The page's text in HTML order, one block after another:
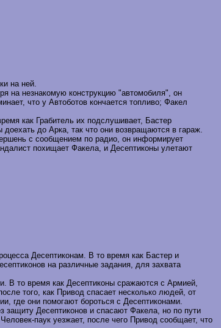
на ней.
на незнакомую конструкцию "автомобиля", он
что у Автоботов кончается топливо; Факел
как Грабитель их подслушивает, Бастер
до Арка, так что они возвращаются в гараж.
с сообщением по радио, он информирует
похищает Факела, и Десептиконы улетают
Десептиконам. В то время как Бастер и
на различные задания, для захвата
В то время как Десептиконы сражаются с Армией,
того, как Привод спасает несколько людей, от
где они помогают бороться с Десептиконами.
Десептиконов и спасают Факела, но по пути
паук уезжает, после чего Привод сообщает, что